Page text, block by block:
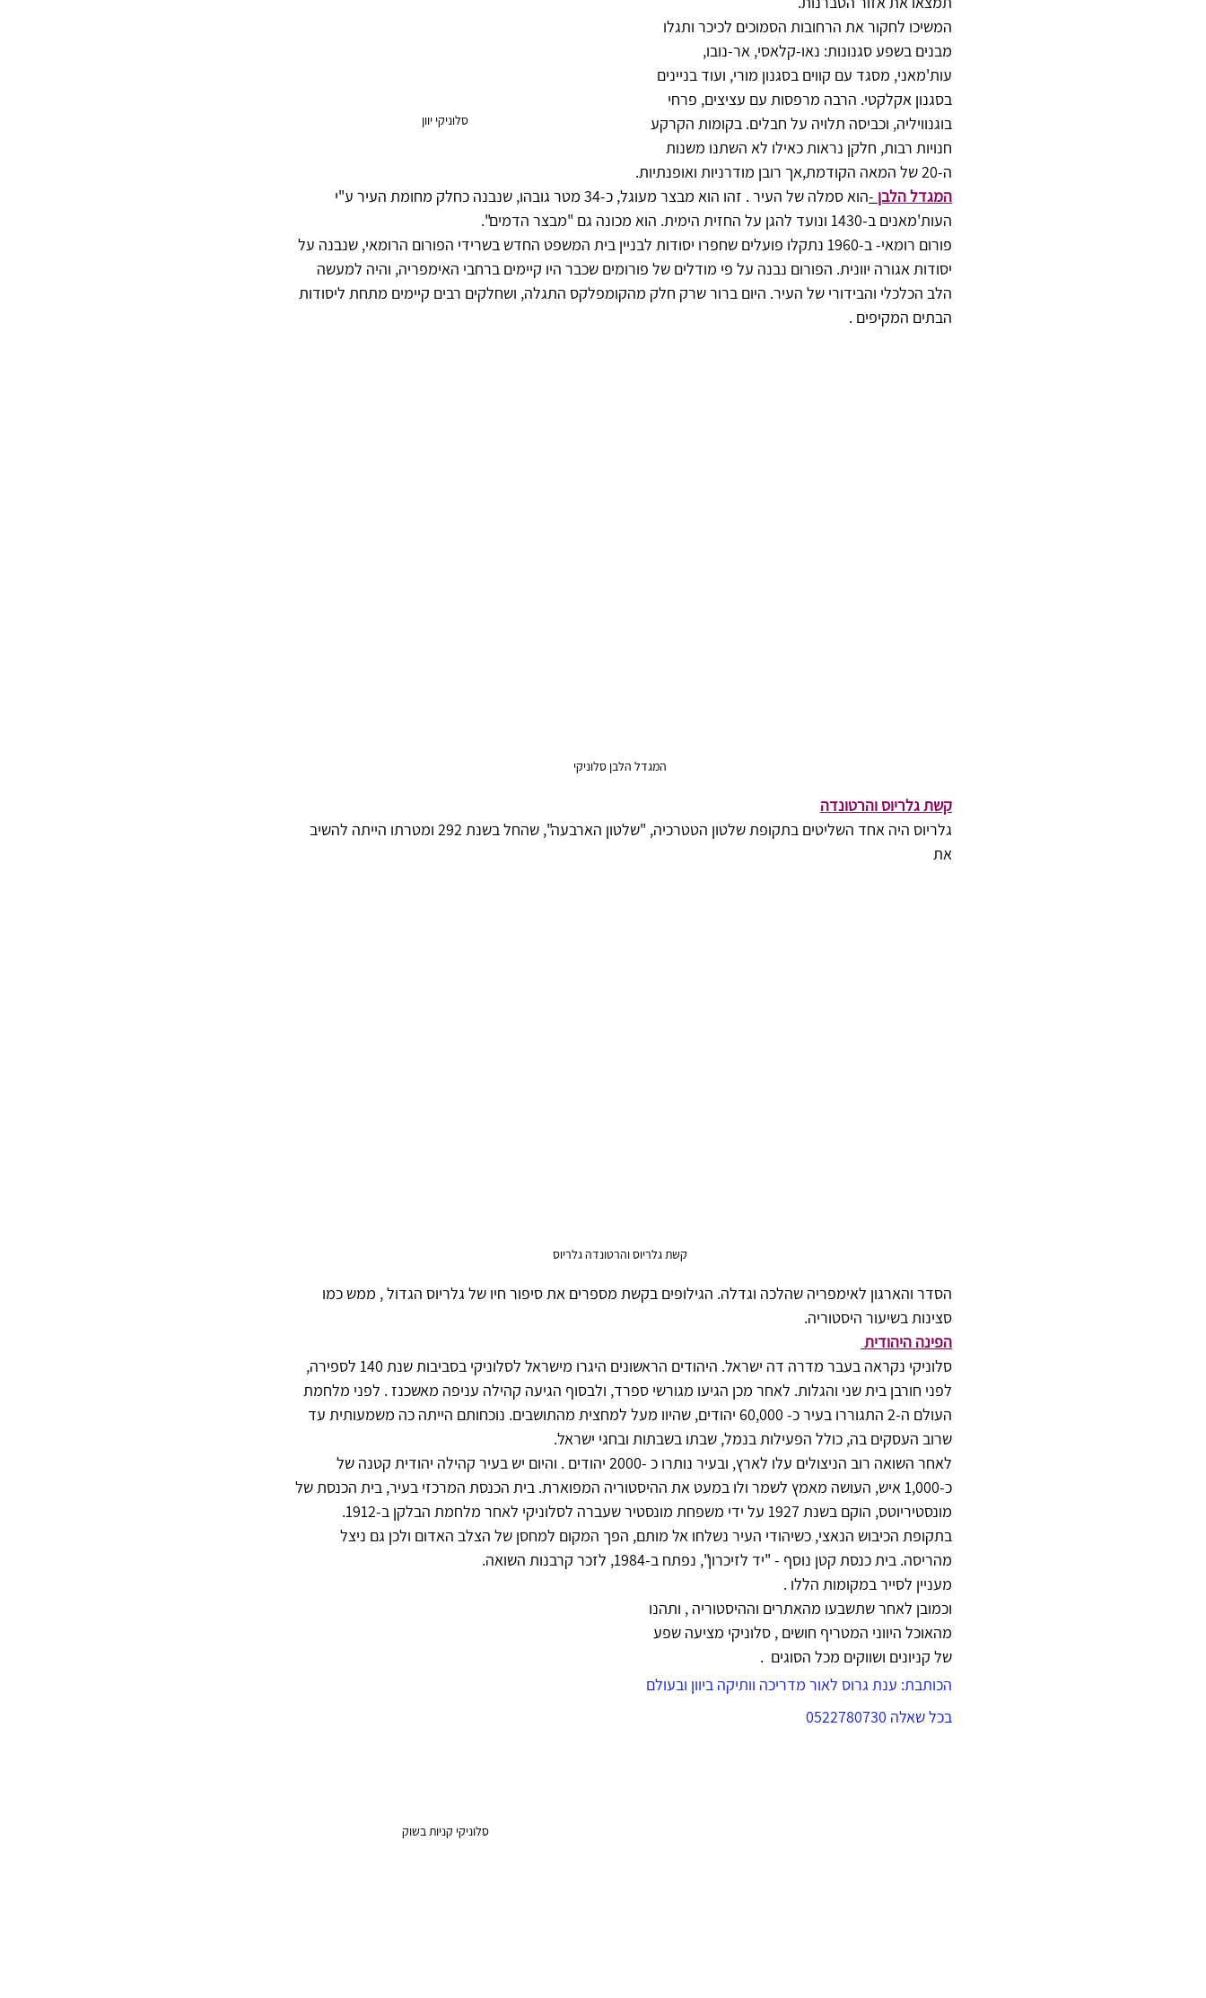
סלוניקי יוון
המשיכו לחקור את הרחובות הסמוכים לכיכר ותגלו
מבנים בשפע סגנונות: נאו-קלאסי, אר-נובו,
עות'מאני, מסגד עם קווים בסגנון מורי, ועוד בניינים
בסגנון אקלקטי. הרבה מרפסות עם עציצים, פרחי
בוגנוויליה, וכביסה תלויה על חבלים. בקומות הקרקע
חנויות רבות, חלקן נראות כאילו לא השתנו משנות
ה-20 של המאה הקודמת,אך רובן מודרניות ואופנתיות.
המגדל הלבן -
הוא סמלה של העיר . זהו הוא מבצר מעוגל, כ-34 מטר גובהו, שנבנה כחלק מחומת העיר ע"י
העות'מאנים ב-1430 ונועד להגן על החזית הימית. הוא מכונה גם "מבצר הדמים".
פורום רומאי- ב-1960 נתקלו פועלים שחפרו יסודות לבניין בית המשפט החדש בשרידי הפורום הרומאי, שנבנה על
יסודות אגורה יוונית. הפורום נבנה על פי מודלים של פורומים שכבר היו קיימים ברחבי האימפריה, והיה למעשה
הלב הכלכלי והבידורי של העיר. היום ברור שרק חלק מהקומפלקס התגלה, ושחלקים רבים קיימים מתחת ליסודות
הבתים המקיפים .
המגדל הלבן סלוניקי
קשת גלריוס והרטונדה
גלריוס היה אחד השליטים בתקופת שלטון הטטרכיה, "שלטון הארבעה", שהחל בשנת 292 ומטרתו הייתה להשיב
את
קשת גלריוס והרטונדה גלריוס
הסדר והארגון לאימפריה שהלכה וגדלה. הגילופים בקשת מספרים את סיפור חיו של גלריוס הגדול , ממש כמו
סצינות בשיעור היסטוריה.
הפינה היהודית
סלוניקי נקראה בעבר מדרה דה ישראל. היהודים הראשונים היגרו מישראל לסלוניקי בסביבות שנת 140 לספירה,
לפני חורבן בית שני והגלות. לאחר מכן הגיעו מגורשי ספרד, ולבסוף הגיעה קהילה עניפה מאשכנז . לפני מלחמת
העולם ה-2 התגוררו בעיר כ- 60,000 יהודים, שהיוו מעל למחצית מהתושבים. נוכחותם הייתה כה משמעותית עד
שרוב העסקים בה, כולל הפעילות בנמל, שבתו בשבתות ובחגי ישראל.
לאחר השואה רוב הניצולים עלו לארץ, ובעיר נותרו כ -2000 יהודים . והיום יש בעיר קהילה יהודית קטנה של
כ-1,000 איש, העושה מאמץ לשמר ולו במעט את ההיסטוריה המפוארת. בית הכנסת המרכזי בעיר, בית הכנסת של
מונסטיריוטס, הוקם בשנת 1927 על ידי משפחת מונסטיר שעברה לסלוניקי לאחר מלחמת הבלקן ב-1912.
בתקופת הכיבוש הנאצי, כשיהודי העיר נשלחו אל מותם, הפך המקום למחסן של הצלב האדום ולכן גם ניצל
מהריסה. בית כנסת קטן נוסף - "יד לזיכרון", נפתח ב-1984, לזכר קרבנות השואה.
מעניין לסייר במקומות הללו .
סלוניקי קניות בשוק
וכמובן לאחר שתשבעו מהאתרים וההיסטוריה , ותהנו
מהאוכל היווני המטריף חושים , סלוניקי מציעה שפע
של קניונים ושווקים מכל הסוגים  .
הכותבת: ענת גרוס לאור מדריכה וותיקה ביוון ובעולם
בכל שאלה 0522780730